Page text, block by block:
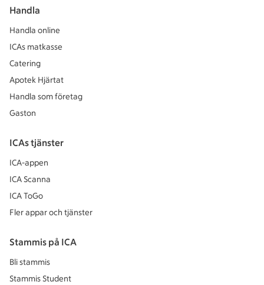
Handla
Handla online
ICAs matkasse
Catering
Apotek Hjärtat
Handla som företag
Gaston
ICAs tjänster
ICA-appen
ICA Scanna
ICA ToGo
Fler appar och tjänster
Stammis på ICA
Bli stammis
Stammis Student